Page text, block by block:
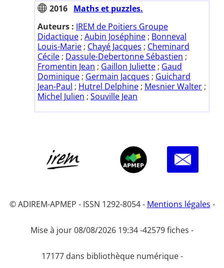
2016 Maths et puzzles.
Auteurs : IREM de Poitiers Groupe
Didactique ; Aubin Joséphine ; Bonneval
Louis-Marie ; Chayé Jacques ; Cheminard
Cécile ; Dassule-Debertonne Sébastien ;
Fromentin Jean ; Gaillon Juliette ; Gaud
Dominique ; Germain Jacques ; Guichard
Jean-Paul ; Hutrel Delphine ; Mesnier Walter ;
Michel Julien ; Souville Jean
© ADIREM-APMEP - ISSN 1292-8054 - Mentions légales -
Mise à jour 08/08/2026 19:34 -42579 fiches -
17177 dans bibliothèque numérique -